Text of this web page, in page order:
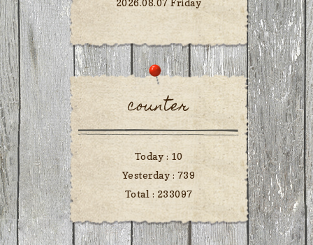
2026.08.07 Friday
counter
Today : 10
Yesterday : 739
Total : 233097